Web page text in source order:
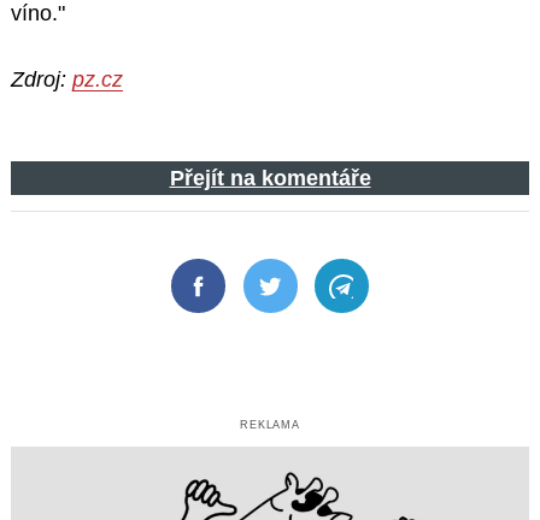
víno."
Zdroj: pz.cz
Přejít na komentáře
FacebookTwitter Telegram
REKLAMA